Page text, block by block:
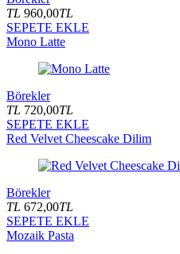
TL 960,00TL
SEPETE EKLE
Mono Latte
Börekler
TL 720,00TL
SEPETE EKLE
Red Velvet Cheescake Dilim
Börekler
TL 672,00TL
SEPETE EKLE
Mozaik Pasta